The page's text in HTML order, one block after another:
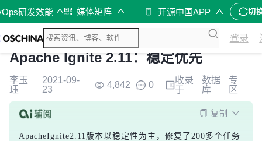
研发效能 媒体矩阵 开源中国APP 切
登录
Apache Ignite 2.11：稳定优先
李玉
珏
2021-09-
23
4,842 0
收录
于
数据
库
专
区
复制
ApacheIgnite2.11版本以稳定性为主，修复了200多个任务